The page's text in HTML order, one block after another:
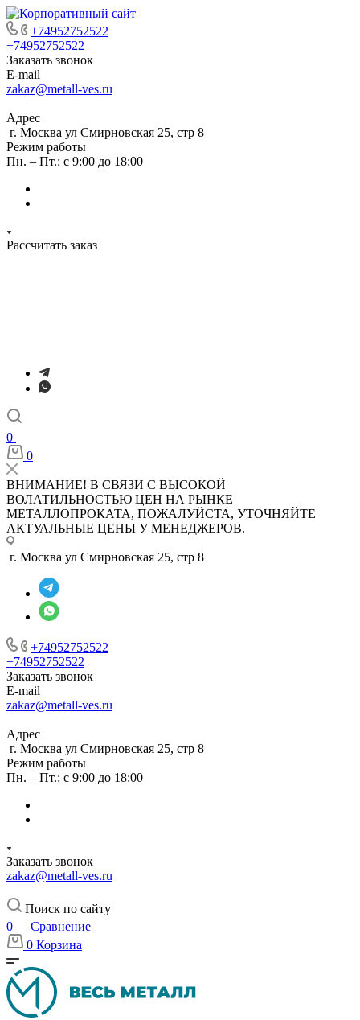
+74952752522
+74952752522
Заказать звонок
E-mail
zakaz@metall-ves.ru
Адрес
г. Москва ул Смирновская 25, стр 8
Режим работы
Пн. – Пт.: с 9:00 до 18:00
Рассчитать заказ
0
0
ВНИМАНИЕ! В СВЯЗИ С ВЫСОКОЙ
ВОЛАТИЛЬНОСТЬЮ ЦЕН НА РЫНКЕ
МЕТАЛЛОПРОКАТА, ПОЖАЛУЙСТА, УТОЧНЯЙТЕ
АКТУАЛЬНЫЕ ЦЕНЫ У МЕНЕДЖЕРОВ.
г. Москва ул Смирновская 25, стр 8
+74952752522
+74952752522
Заказать звонок
E-mail
zakaz@metall-ves.ru
Адрес
г. Москва ул Смирновская 25, стр 8
Режим работы
Пн. – Пт.: с 9:00 до 18:00
Заказать звонок
zakaz@metall-ves.ru
Поиск по сайту
0
Сравнение
0 Корзина